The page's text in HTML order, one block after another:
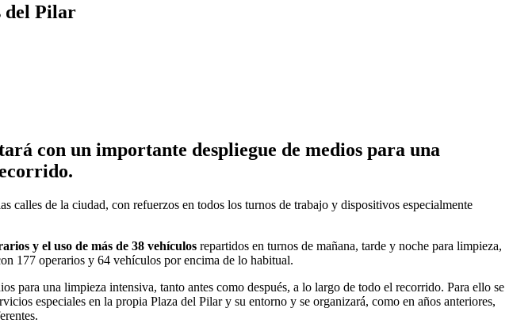
del Pilar
con un importante despliegue de medios para una
calles de la ciudad, con refuerzos en todos los turnos de trabajo y dispositivos especialmente
y el uso de más de 38 vehículos repartidos en turnos de mañana, tarde y noche para limpieza,
177 operarios y 64 vehículos por encima de lo habitual.
para una limpieza intensiva, tanto antes como después, a lo largo de todo el recorrido. Para ello se
especiales en la propia Plaza del Pilar y su entorno y se organizará, como en años anteriores,